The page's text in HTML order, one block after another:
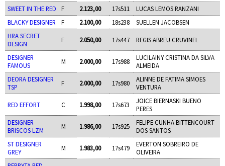
SWEET IN THE RED F 2.123,00 17s511
LUCAS LEMOS RANZANI
BLACKY DESIGNER
F 2.100,00 18s238
SUELLEN JACOBSEN
HRA SECRET
DESIGN
F 2.050,00 17s447 REGIS ABREU CRUVINEL
DESIGNER
FAMOUS
M 2.000,00 17s988
LUCILAINY CRISTINA DA SILVA
ALMEIDA
DEORA DESIGNER
TSP
F 2.000,00 17s980
ALINNE DE FATIMA SIMOES
VENTURA
RED EFFORT C 1.998,00 17s673
JOICE BIERNASKI BUENO
PERES
DESIGNER
BRISCOS LZM
M 1.986,00 17s925
FELIPE CUNHA BITTENCOURT
DOS SANTOS
ST DESIGNER
GREY
M 1.983,00 17s479
EVERTON SOBREIRO DE
OLIVEIRA